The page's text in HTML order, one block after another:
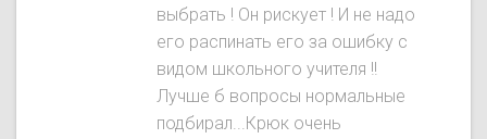
выбрать ! Он рискует ! И не надо
его распинать его за ошибку с
видом школьного учителя !!
Лучше б вопросы нормальные
подбирал...Крюк очень